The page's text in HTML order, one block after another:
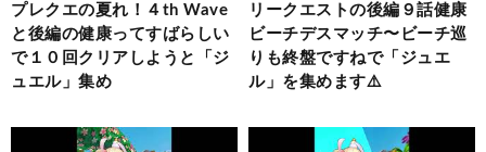
プレクエの夏れ！４th Wave
と後編の健康ってすばらしい
で１０回クリアしようと「ジ
ュエル」集め
リークエストの後編９話健康
ビーチデスマッチ〜ビーチ巡
りも終盤ですねで「ジュエ
ル」を集めます⚠️